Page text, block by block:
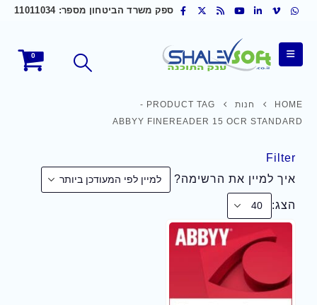
ספק משרד הביטחון מספר: 11011034
0
HOME חנות
PRODUCT TAG -
ABBYY FINEREADER 15 OCR STANDARD
Filter
איך למיין את הרשימה?
הצג: